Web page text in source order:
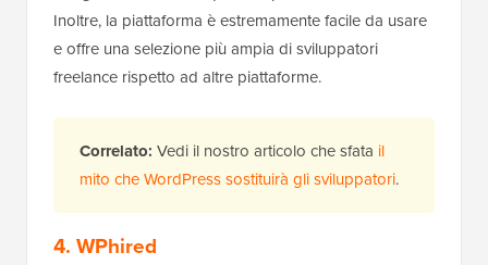
Inoltre, la piattaforma è estremamente facile da usare
e offre una selezione più ampia di sviluppatori
freelance rispetto ad altre piattaforme.
Correlato: Vedi il nostro articolo che sfata il
mito che WordPress sostituirà gli sviluppatori.
4. WPhired